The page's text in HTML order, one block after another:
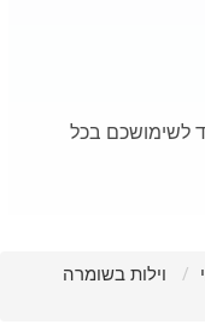
לשימושכם בכל
וילות בשומרה